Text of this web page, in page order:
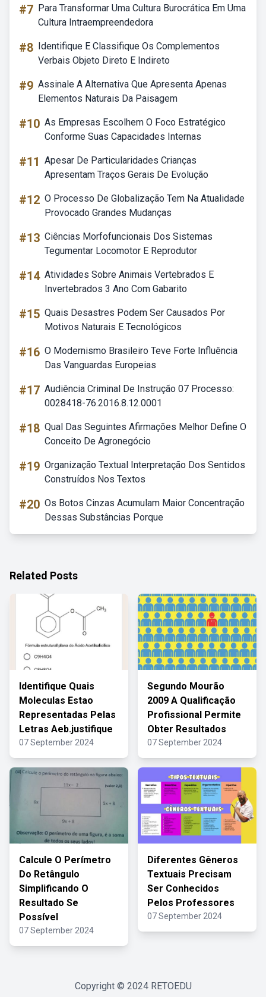
#7 Para Transformar Uma Cultura Burocrática Em Uma
Cultura Intraempreendedora
#8 Identifique E Classifique Os Complementos
Verbais Objeto Direto E Indireto
#9 Assinale A Alternativa Que Apresenta Apenas
Elementos Naturais Da Paisagem
#10 As Empresas Escolhem O Foco Estratégico
Conforme Suas Capacidades Internas
#11 Apesar De Particularidades Crianças
Apresentam Traços Gerais De Evolução
#12 O Processo De Globalização Tem Na Atualidade
Provocado Grandes Mudanças
#13 Ciências Morfofuncionais Dos Sistemas
Tegumentar Locomotor E Reprodutor
#14 Atividades Sobre Animais Vertebrados E
Invertebrados 3 Ano Com Gabarito
#15 Quais Desastres Podem Ser Causados Por
Motivos Naturais E Tecnológicos
#16 O Modernismo Brasileiro Teve Forte Influência
Das Vanguardas Europeias
#17 Audiência Criminal De Instrução 07 Processo:
0028418-76.2016.8.12.0001
#18 Qual Das Seguintes Afirmações Melhor Define O
Conceito De Agronegócio
#19 Organização Textual Interpretação Dos Sentidos
Construídos Nos Textos
#20 Os Botos Cinzas Acumulam Maior Concentração
Dessas Substâncias Porque
Related Posts
Identifique Quais
Moleculas Estao
Representadas Pelas
Letras Aeb.justifique
07 September 2024
Segundo Mourão
2009 A Qualificação
Profissional Permite
Obter Resultados
07 September 2024
Calcule O Perímetro
Do Retângulo
Simplificando O
Resultado Se
Possível
07 September 2024
Diferentes Gêneros
Textuais Precisam
Ser Conhecidos
Pelos Professores
07 September 2024
Copyright © 2024 RETOEDU